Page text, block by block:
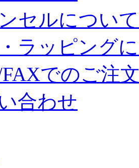
セルについて
ラッピング
でのご注
合わせ